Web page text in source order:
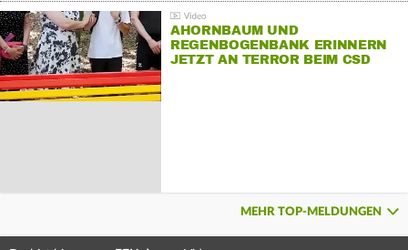
AHORNBAUM UND
REGENBOGENBANK ERINNERN
JETZT AN TERROR BEIM CSD
MEHR TOP-MELDUNGEN